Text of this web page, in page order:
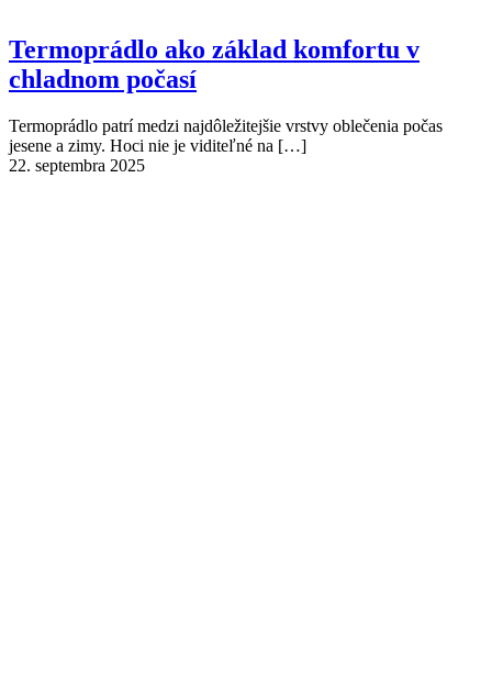
Termoprádlo ako základ komfortu v
chladnom počasí
Termoprádlo patrí medzi najdôležitejšie vrstvy oblečenia počas
jesene a zimy. Hoci nie je viditeľné na […]
22. septembra 2025